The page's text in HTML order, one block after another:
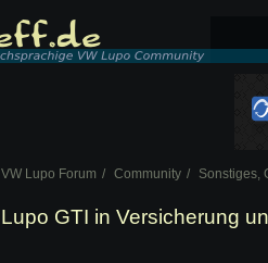
VW Lupo Forum Community Sonstiges,
Lupo GTI in Versicherung